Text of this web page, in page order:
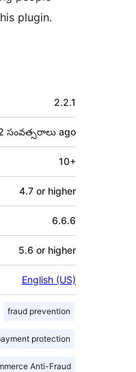
plugin.
2.2.1
సంవత్సరాలు ago
10+
4.7 or higher
6.6.6
5.6 or higher
English (US)
fraud prevention
protection
Anti-Fraud